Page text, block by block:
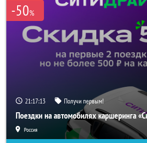
-50%
21:17:13 Получи первым!
Поездки на автомобилях каршеринга
Россия